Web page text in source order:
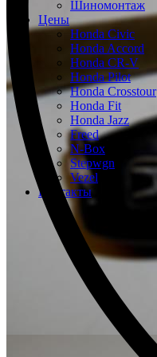
Шиномонтаж
Цены
Honda Civic
Honda Accord
Honda CR-V
Honda Pilot
Honda Crosstour
Honda Fit
Honda Jazz
Freed
N-Box
Stepwgn
Vezel
Контакты